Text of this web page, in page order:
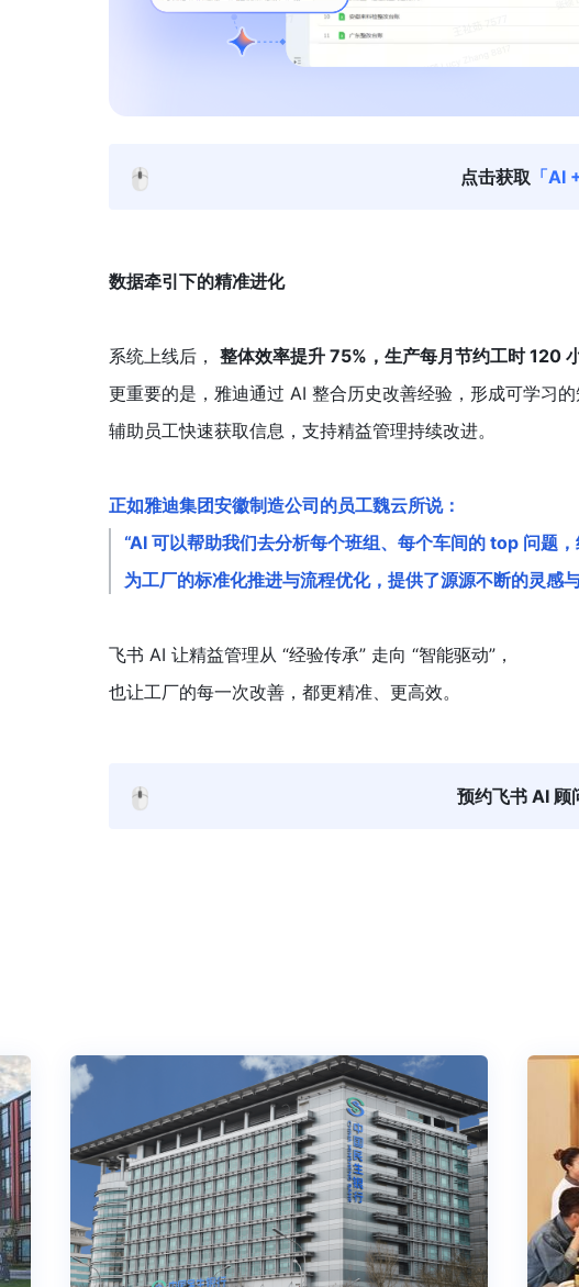
🖱️ 点击获取 「AI
数据牵引下的精准进化
系统上线后， 整体效率提升 75%，生产每月节约工时 120
更重要的是，雅迪通过 AI 整合历史改善经验，形成可学习的
辅助员工快速获取信息，支持精益管理持续改进。
正如雅迪集团安徽制造公司的员工魏云所说：
“AI 可以帮助我们去分析每个班组、每个车间的 top 问题
为工厂的标准化推进与流程优化，提供了源源不断的灵感
飞书 AI 让精益管理从 “经验传承” 走向 “智能驱动”，
也让工厂的每一次改善，都更精准、更高效。
🖱️ 预约飞书 AI 顾